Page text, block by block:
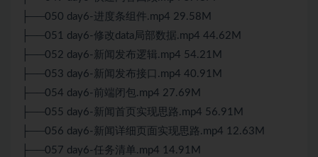
├──050 day6-进度条组件.mp4 29.58M
├──051 day6-修改data局部数据.mp4 44.62M
├──052 day6-新闻发布逻辑.mp4 54.21M
├──053 day6-新闻发布接口.mp4 40.91M
├──054 day6-前端闭包.mp4 27.69M
├──055 day6-新闻首页实现思路.mp4 56.91M
├──056 day6-新闻详细页面实现思路.mp4 12.63M
├──057 day6-任务清单.mp4 14.91M